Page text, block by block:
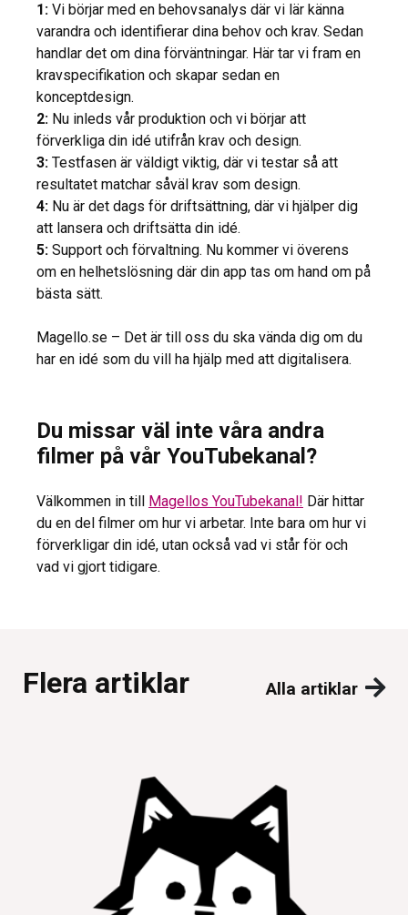
1: Vi börjar med en behovsanalys där vi lär känna
varandra och identifierar dina behov och krav. Sedan
handlar det om dina förväntningar. Här tar vi fram en
kravspecifikation och skapar sedan en
konceptdesign.
2: Nu inleds vår produktion och vi börjar att
förverkliga din idé utifrån krav och design.
3: Testfasen är väldigt viktig, där vi testar så att
resultatet matchar såväl krav som design.
4: Nu är det dags för driftsättning, där vi hjälper dig
att lansera och driftsätta din idé.
5: Support och förvaltning. Nu kommer vi överens
om en helhetslösning där din app tas om hand om på
bästa sätt.
Magello.se – Det är till oss du ska vända dig om du
har en idé som du vill ha hjälp med att digitalisera.
Du missar väl inte våra andra
filmer på vår YouTubekanal?
Välkommen in till Magellos YouTubekanal! Där hittar
du en del filmer om hur vi arbetar. Inte bara om hur vi
förverkligar din idé, utan också vad vi står för och
vad vi gjort tidigare.
Flera artiklar Alla artiklar